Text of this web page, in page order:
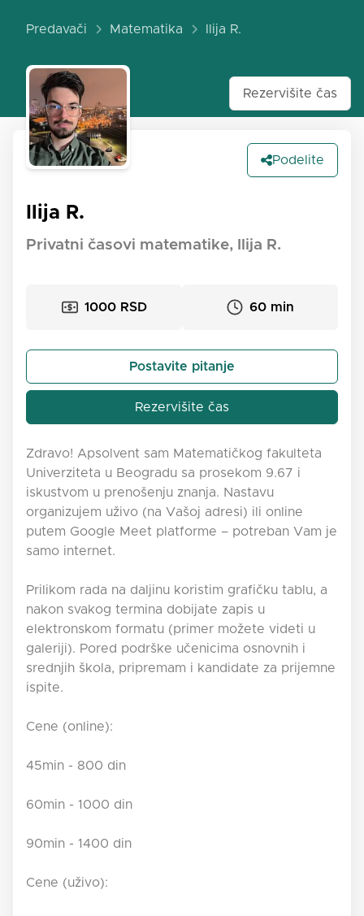
Predavači Matematika Ilija R.
Rezervišite čas
Podelite
Ilija R.
Privatni časovi matematike, Ilija R.
1000 RSD 60 min
Postavite pitanje
Rezervišite čas
Zdravo! Apsolvent sam Matematičkog fakulteta
Univerziteta u Beogradu sa prosekom 9.67 i
iskustvom u prenošenju znanja. Nastavu
organizujem uživo (na Vašoj adresi) ili online
putem Google Meet platforme – potreban Vam je
samo internet.
Prilikom rada na daljinu koristim grafičku tablu, a
nakon svakog termina dobijate zapis u
elektronskom formatu (primer možete videti u
galeriji). Pored podrške učenicima osnovnih i
srednjih škola, pripremam i kandidate za prijemne
ispite.
Cene (online):
45min - 800 din
60min - 1000 din
90min - 1400 din
Cene (uživo):